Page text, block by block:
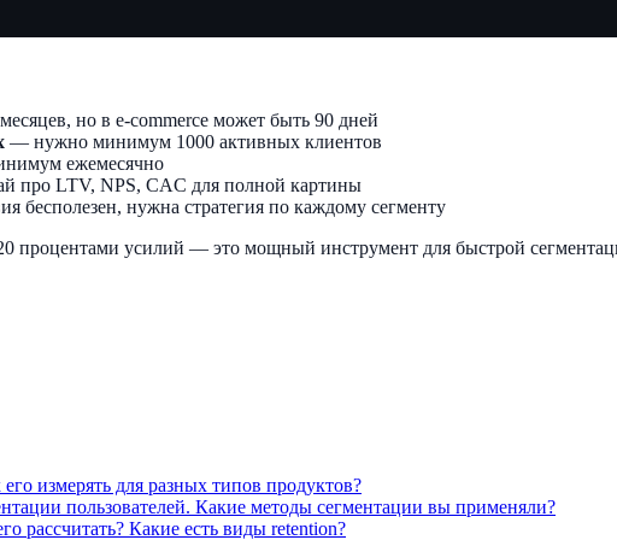
но в e-commerce может быть 90 дней
— нужно минимум 1000 активных клиентов
ежемесячно
про LTV, NPS, CAC для полной картины
бесполезен, нужна стратегия по каждому сегменту
процентами усилий — это мощный инструмент для быстрой
его измерять для разных типов продуктов?
пользователей. Какие методы сегментации вы применяли?
рассчитать? Какие есть виды retention?